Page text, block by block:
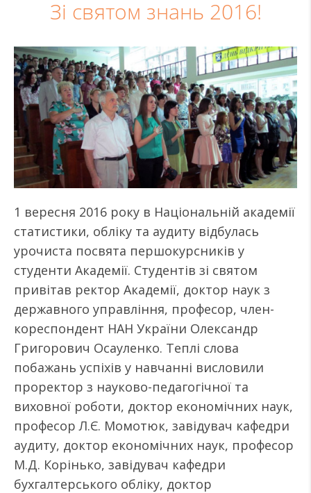
Зі святом знань 2016!
1 вересня 2016 року в Національній академії
статистики, обліку та аудиту відбулась
урочиста посвята першокурсників у
студенти Академії. Студентів зі святом
привітав ректор Академії, доктор наук з
державного управління, професор, член-
кореспондент НАН України Олександр
Григорович Осауленко. Теплі слова
побажань успіхів у навчанні висловили
проректор з науково-педагогічної та
виховної роботи, доктор економічних наук,
професор Л.Є. Момотюк, завідувач кафедри
аудиту, доктор економічних наук, професор
М.Д. Корінько, завідувач кафедри
бухгалтерського обліку, доктор